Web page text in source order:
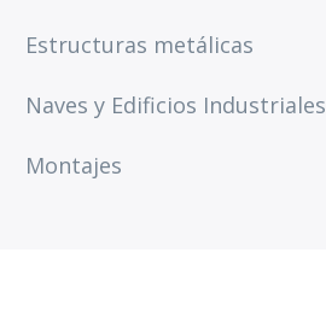
Estructuras metálicas
Naves y Edificios Industriales
Montajes